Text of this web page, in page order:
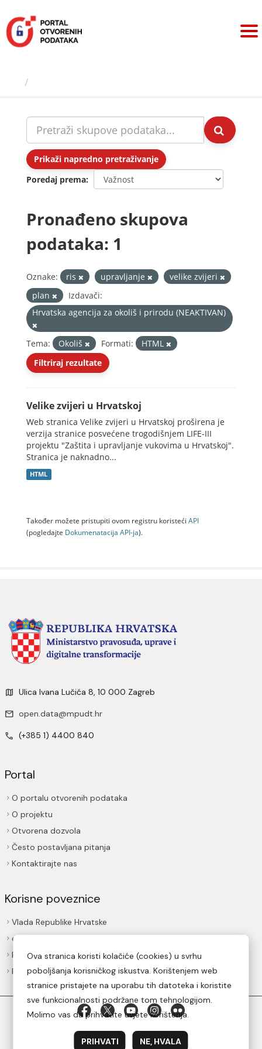
sadržaj
Prikaži napredno pretraživanje
Poredaj prema
Pronađeno skupova
podataka: 1
Oznake: ris upravljanje
velike zvijeri
plan
Izdavači:
Hrvatska agencija za okoliš i prirodu (NEAKTIVAN)
Tema: Okoliš Formati:
HTML
Filtriraj rezultate
Velike zvijeri u Hrvatskoj
Web stranica Velike zvijeri u Hrvatskoj proširena je
verzija stranice posvećene trogodišnjem LIFE-III
projektu "Zaštita i upravljanje vukovima u Hrvatskoj".
Stranica je naknadno...
HTML
Također možete pristupiti ovom registru koristeći API
(pogledajte Dokumenаtаcijа API-jа).